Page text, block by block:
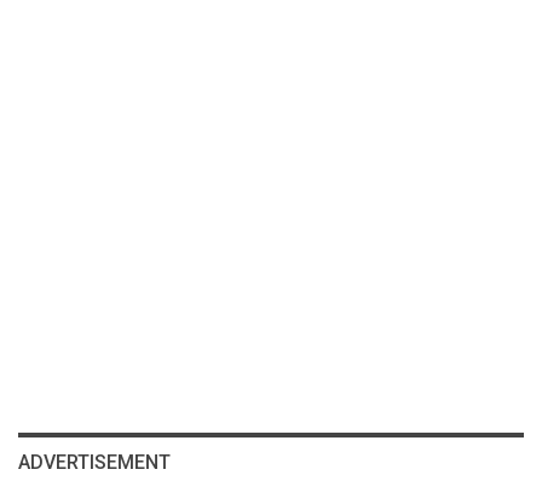
ADVERTISEMENT